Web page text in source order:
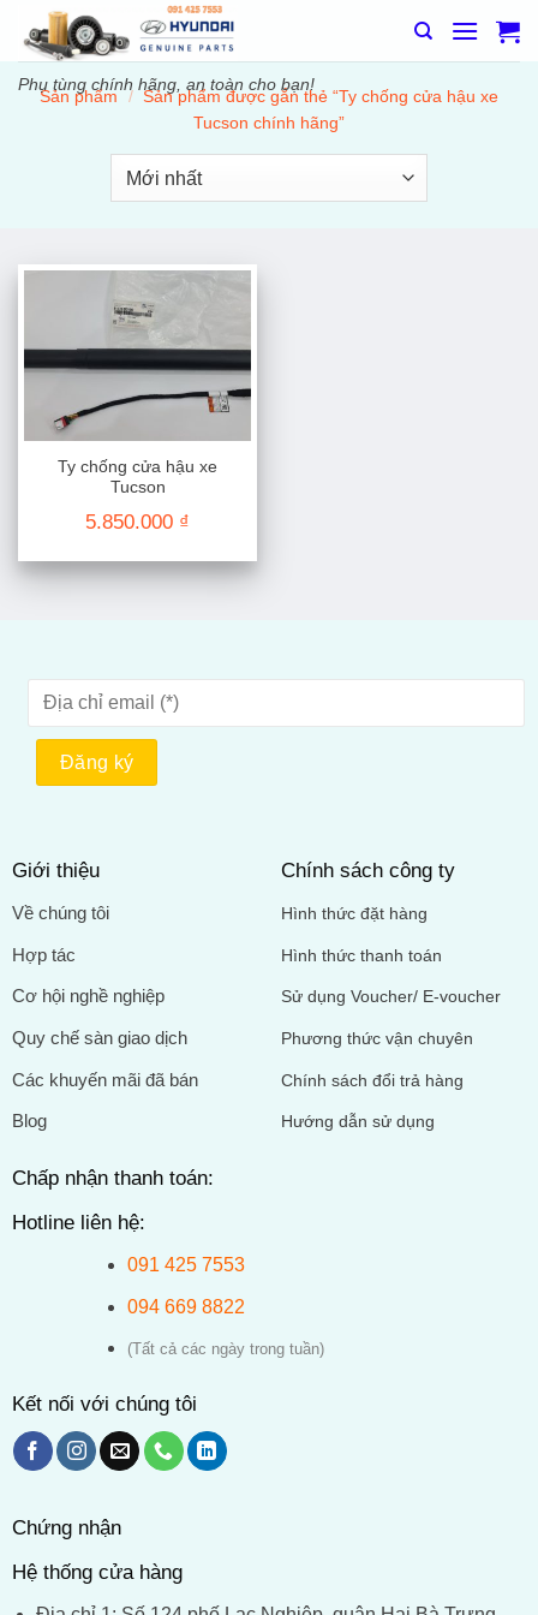
qua
nội
dung
Phụ tùng chính hãng, an toàn cho bạn!
Sản phẩm / Sản phẩm được gắn thẻ “Ty chống cửa hậu xe
Tucson chính hãng”
Ty chống cửa hậu xe
Tucson
5.850.000 ₫
Giới thiệu
Về chúng tôi
Hợp tác
Cơ hội nghề nghiệp
Quy chế sàn giao dịch
Các khuyến mãi đã bán
Blog
Chính sách công ty
Hình thức đặt hàng
Hình thức thanh toán
Sử dụng Voucher/ E-voucher
Phương thức vận chuyên
Chính sách đổi trả hàng
Hướng dẫn sử dụng
Chấp nhận thanh toán:
Hotline liên hệ:
091 425 7553
094 669 8822
(Tất cả các ngày trong tuần)
Kết nối với chúng tôi
Chứng nhận
Hệ thống cửa hàng